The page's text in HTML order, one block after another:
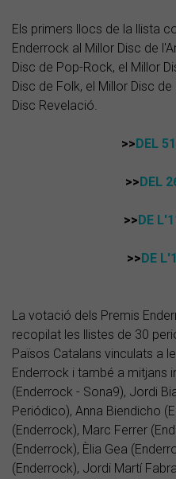
Els primers llocs de la llista
Enderrock al Millor Disc de
Disc de Pop-Rock, el Millor
Disc de Folk, el Millor Disc
Disc Revelació.
>>DEL
>>DEL
>>DE
>>DE
La votació dels Premis
recopilat les llistes de 30
Països Catalans vinculats a
Enderrock i també a mitjans
(Enderrock - Sona9), Jordi
Periódico), Anna Biendicho
(Enderrock), Marc Ferrer
(Enderrock), Èlia Gea
(Enderrock), Jordi Martí